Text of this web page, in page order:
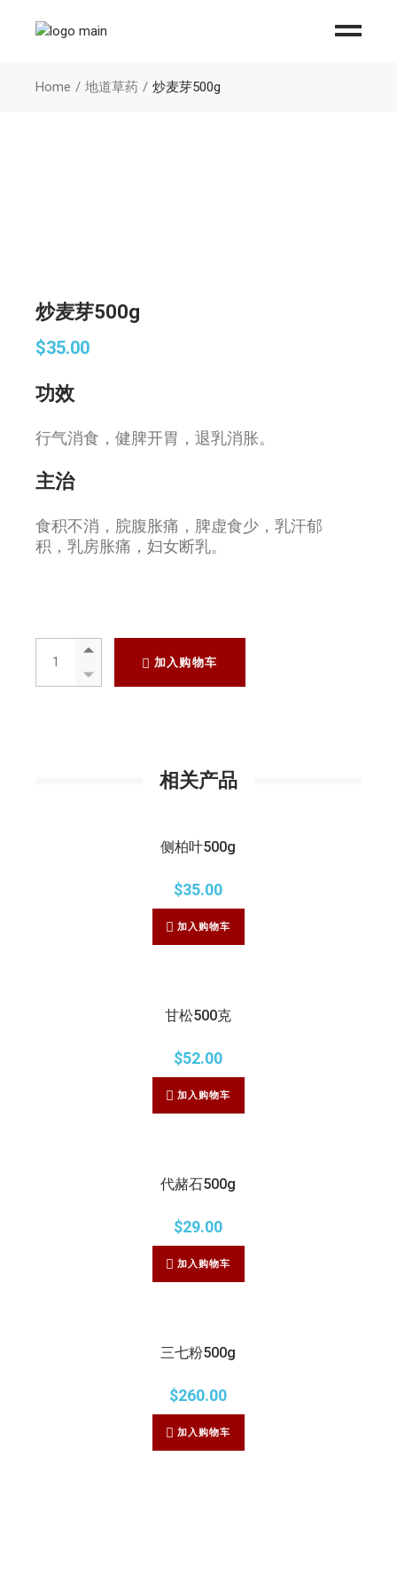
Home 地道草药 炒麦芽500g
炒麦芽500g
$35.00
功效
行气消食，健脾开胃，退乳消胀。
主治
食积不消，脘腹胀痛，脾虚食少，乳汗郁
积，乳房胀痛，妇女断乳。
炒麦芽500g quantity
加入购物车
相关产品
侧柏叶500g
$35.00
加入购物车
甘松500克
$52.00
加入购物车
代赭石500g
$29.00
加入购物车
三七粉500g
$260.00
加入购物车